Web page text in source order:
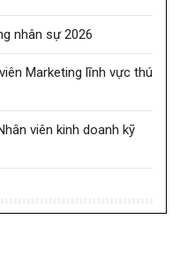
nhân sự 2026
Marketing lĩnh vực thú
viên kinh doanh kỹ